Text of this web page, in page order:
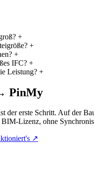
+
+
+
IFC? +
Leistung? +
PinMy
der erste Schritt. Auf der
Lizenz, ohne
↗